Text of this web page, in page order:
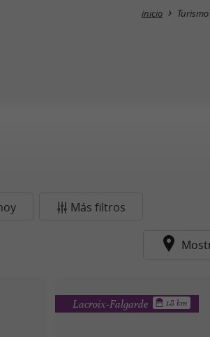
inicio Turismo
Más filtros
Lacroix-Falgarde 1.8 km